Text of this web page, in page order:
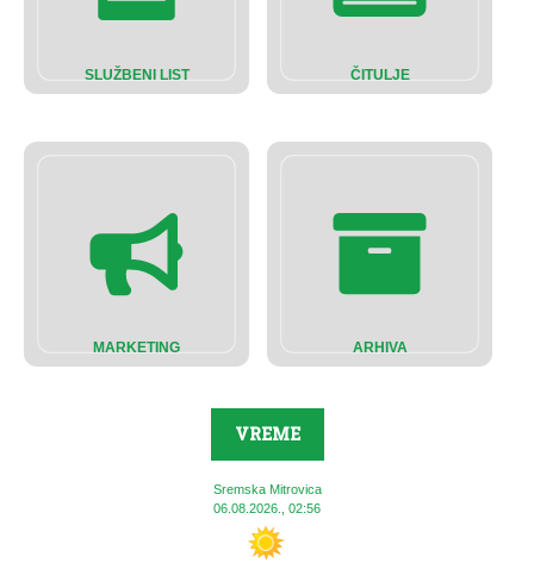
SLUŽBENI LIST ČITULJE
MARKETING ARHIVA
VREME
Sremska Mitrovica
06.08.2026., 02:56